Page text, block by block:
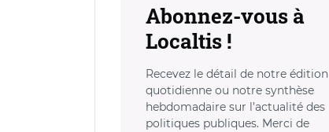
Abonnez-vous à
Localtis !
Recevez le détail de notre édition
quotidienne ou notre synthèse
hebdomadaire sur l’actualité des
politiques publiques. Merci de